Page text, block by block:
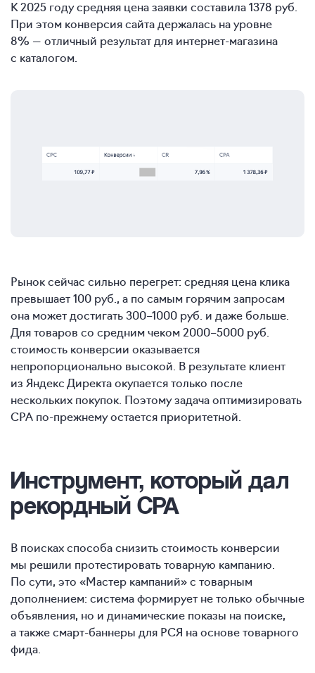
К 2025 году средняя цена заявки составила 1378 руб.
При этом конверсия сайта держалась на уровне
8% — отличный результат для интернет-магазина
с каталогом.
Рынок сейчас сильно перегрет: средняя цена клика
превышает 100 руб., а по самым горячим запросам
она может достигать300–1000 руб. и даже больше.
Для товаров со средним чеком2000–5000 руб.
стоимость конверсии оказывается
непропорционально высокой. В результате клиент
из Яндекс Директа окупается только после
нескольких покупок. Поэтому задача оптимизировать
CPA по-прежнему остается приоритетной.
Инструмент, который дал
рекордный CPA
В поисках способа снизить стоимость конверсии
мы решили протестировать товарную кампанию.
По сути, это «Мастер кампаний» с товарным
дополнением: система формирует не только обычные
объявления, но и динамические показы на поиске,
а также смарт-баннеры для РСЯ на основе товарного
фида.